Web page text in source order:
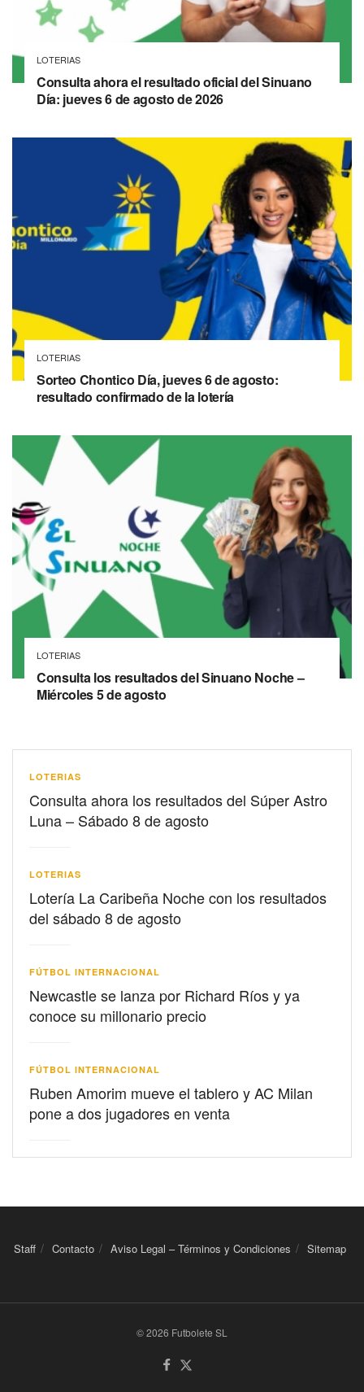
LOTERIAS
Consulta ahora el resultado oficial del Sinuano
Día: jueves 6 de agosto de 2026
LOTERIAS
Sorteo Chontico Día, jueves 6 de agosto:
resultado confirmado de la lotería
LOTERIAS
Consulta los resultados del Sinuano Noche –
Miércoles 5 de agosto
LOTERIAS
Consulta ahora los resultados del Súper Astro
Luna – Sábado 8 de agosto
LOTERIAS
Lotería La Caribeña Noche con los resultados
del sábado 8 de agosto
FÚTBOL INTERNACIONAL
Newcastle se lanza por Richard Ríos y ya
conoce su millonario precio
FÚTBOL INTERNACIONAL
Ruben Amorim mueve el tablero y AC Milan
pone a dos jugadores en venta
Staff Contacto Aviso Legal – Términos y Condiciones Sitemap
© 2026 Futbolete SL